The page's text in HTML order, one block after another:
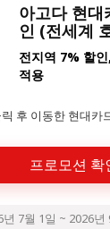
아고다 현
인 (전세계
전지역 7% 할
적용
후 이동한 현대카
프로모션 확
7월 1일 ~ 2026년